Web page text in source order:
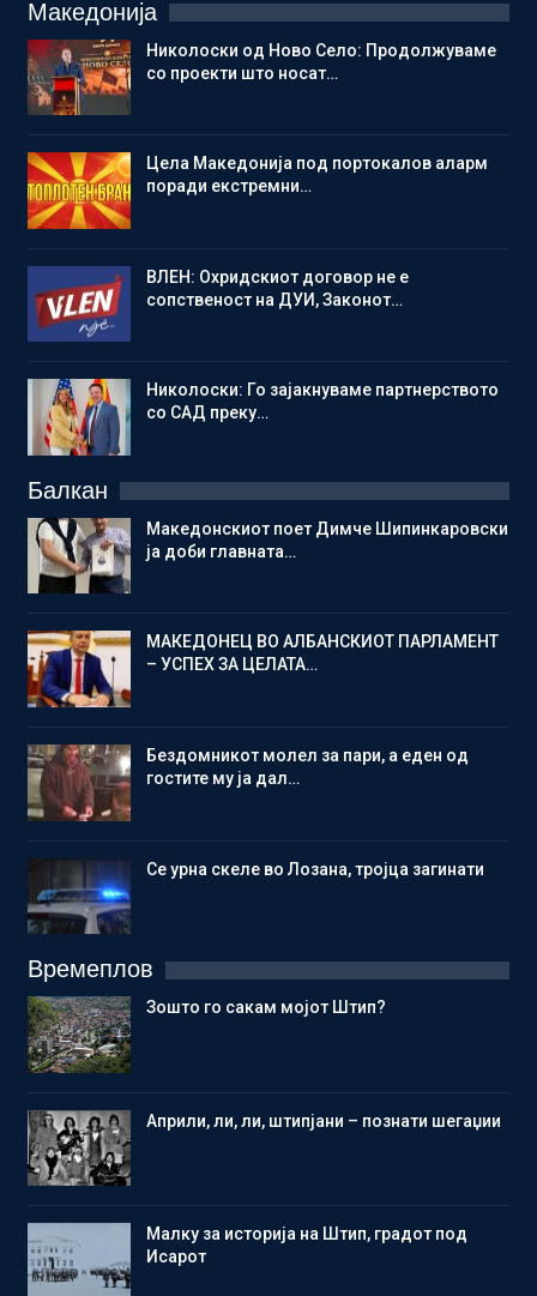
Македонија
Николоски од Ново Село: Продолжуваме
со проекти што носат…
Цела Македонија под портокалов аларм
поради екстремни…
ВЛЕН: Охридскиот договор не е
сопственост на ДУИ, Законот…
Николоски: Го зајакнуваме партнерството
со САД преку…
Балкан
Македонскиот поет Димче Шипинкаровски
ја доби главната…
МАКЕДОНЕЦ ВО АЛБАНСКИОТ ПАРЛАМЕНТ
– УСПЕХ ЗА ЦЕЛАТА…
Бездомникот молел за пари, а еден од
гостите му ја дал…
Се урна скеле во Лозана, тројца загинати
Времеплов
Зошто го сакам мојот Штип?
Aприли, ли, ли, штипјани – познати шегаџии
Малку за историја на Штип, градот под
Исарот